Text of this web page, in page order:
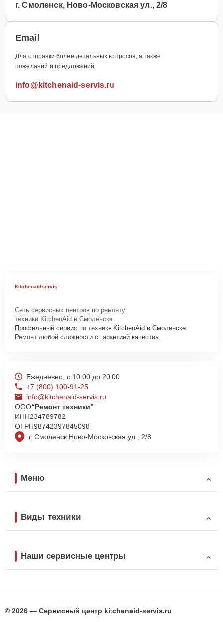
г. Смоленск, Ново-Московская ул., 2/8
Email
Для отправки более детальных вопросов, а также
пожеланий и предложений
info@kitchenaid-servis.ru
Kitchenaidservis
Сеть сервисных центров по ремонту
техники KitchenAid в Смоленске.
Профильный сервис по технике KitchenAid в Смоленске.
Ремонт любой сложности с гарантией качества.
г. Смоленск Ново-Московская ул., 2/8
Ежедневно, с 10:00 до 20:00
+7 (800) 100-91-25
info@kitchenaid-servis.ru
ООО“Ремонт техники”
ИНН234789782
ОГРН98742397845098
Меню
Виды техники
Наши сервисные центры
© 2026 — Сервисный центр kitchenaid-servis.ru